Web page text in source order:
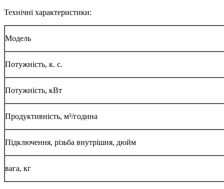
Технічні характеристики:
Модель
Потужність, к. с.
Потужність, кВт
Продуктивність, м³/година
Підключення, різьба внутрішня, дюйм
вага, кг